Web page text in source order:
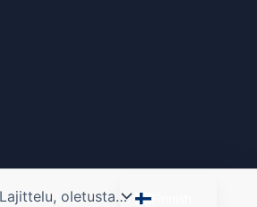
English